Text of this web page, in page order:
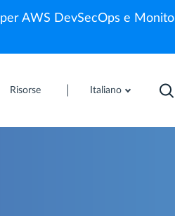
per AWS DevSecOps e
Risorse Italiano